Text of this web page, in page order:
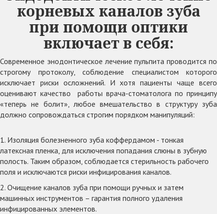
корневых каналов зуба
при помощи оптики
включает в себя:
Современное энодонтическое лечение пульпита проводится по
строгому протоколу, соблюдение специалистом которого
исключает риски осложнений. И хотя пациенты чаще всего
оценивают качество работы врача-стоматолога по принципу
«теперь не болит», любое вмешательство в структуру зуба
должно сопровождаться строгим порядком манипуляций:
1. Изоляция болезненного зуба коффердамом - тонкая
латексная пленка, для исключения попадания слюны в зубную
полость. Таким образом, соблюдается стерильность рабочего
поля и исключаются риски инфицирования каналов.
2. Очищение каналов зуба при помощи ручных и затем
машинных инструментов – гарантия полного удаления
инфицированных элементов.